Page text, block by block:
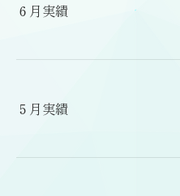
６月実績
５月実績